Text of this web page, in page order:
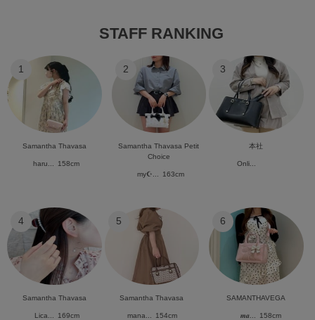
STAFF RANKING
1
Samantha Thavasa
haru... 158cm
2
Samantha Thavasa Petit
Choice
my☪︎... 163cm
3
本社
Onli...
4
Samantha Thavasa
Lica... 169cm
5
Samantha Thavasa
mana... 154cm
6
SAMANTHAVEGA
𝒎𝒂... 158cm